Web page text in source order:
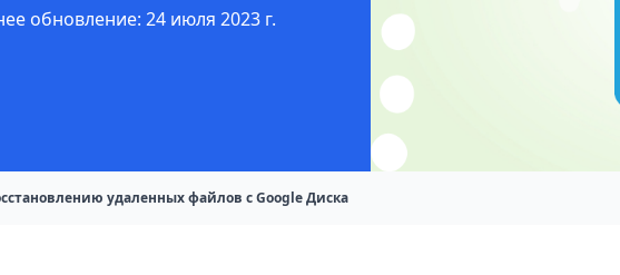
обновление: 24 июля 2023 г.
удаленных файлов с Google Диска